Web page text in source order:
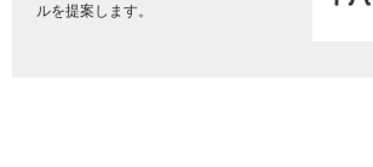
ルを提案します。